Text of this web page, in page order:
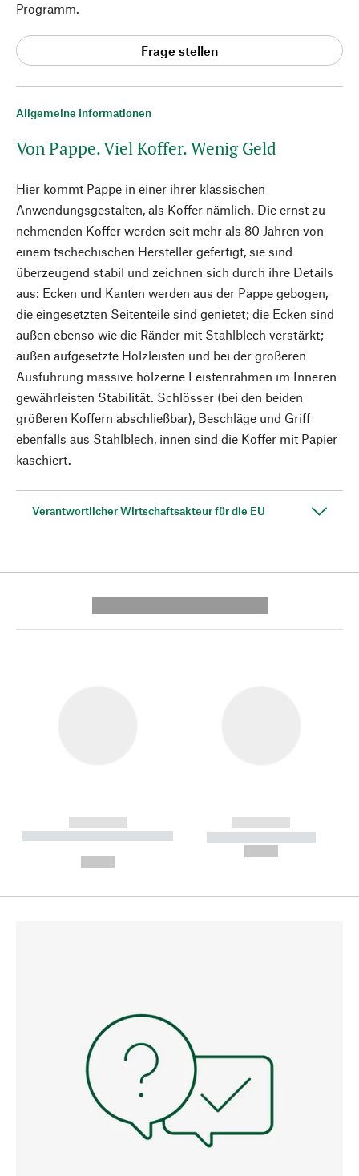
Allgemeine Informationen
Von Pappe. Viel Koffer. Wenig Geld
Hier kommt Pappe in einer ihrer klassischen
Anwendungsgestalten, als Koffer nämlich. Die ernst zu
nehmenden Koffer werden seit mehr als 80 Jahren von
einem tschechischen Hersteller gefertigt, sie sind
überzeugend stabil und zeichnen sich durch ihre Details
aus: Ecken und Kanten werden aus der Pappe gebogen,
die eingesetzten Seitenteile sind genietet; die Ecken sind
außen ebenso wie die Ränder mit Stahlblech verstärkt;
außen aufgesetzte Holzleisten und bei der größeren
Ausführung massive hölzerne Leistenrahmen im Inneren
gewährleisten Stabilität. Schlösser (bei den beiden
größeren Koffern abschließbar), Beschläge und Griff
ebenfalls aus Stahlblech, innen sind die Koffer mit Papier
kaschiert.
Verantwortlicher Wirtschaftsakteur für die EU
Programm.
Frage stellen
------------
----------- ----------- --------
------------
----------- -----------